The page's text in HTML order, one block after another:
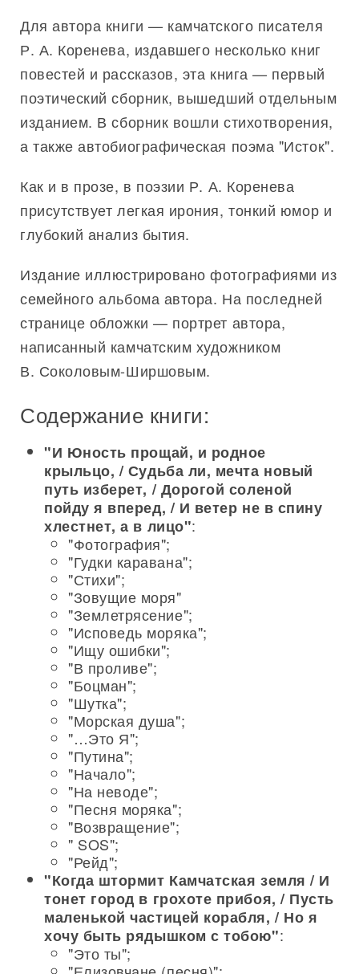
Для автора книги — камчатского писателя
Р. А. Коренева, издавшего несколько книг
повестей и рассказов, эта книга — первый
поэтический сборник, вышедший отдельным
изданием. В сборник вошли стихотворения,
а также автобиографическая поэма "Исток".
Как и в прозе, в поэзии Р. А. Коренева
присутствует легкая ирония, тонкий юмор и
глубокий анализ бытия.
Издание иллюстрировано фотографиями из
семейного альбома автора. На последней
странице обложки — портрет автора,
написанный камчатским художником
В. Соколовым-Ширшовым.
Содержание книги:
"И Юность прощай, и родное
крыльцо, / Судьба ли, мечта новый
путь изберет, / Дорогой соленой
пойду я вперед, / И ветер не в спину
хлестнет, а в лицо":
"Фотография";
"Гудки каравана";
"Стихи";
"Зовущие моря"
"Землетрясение";
"Исповедь моряка";
"Ищу ошибки";
"В проливе";
"Боцман";
"Шутка";
"Морская душа";
"…Это Я";
"Путина";
"Начало";
"На неводе";
"Песня моряка";
"Возвращение";
" SOS";
"Рейд";
"Когда штормит Камчатская земля / И
тонет город в грохоте прибоя, / Пусть
маленькой частицей корабля, / Но я
хочу быть рядышком с тобою":
"Это ты";